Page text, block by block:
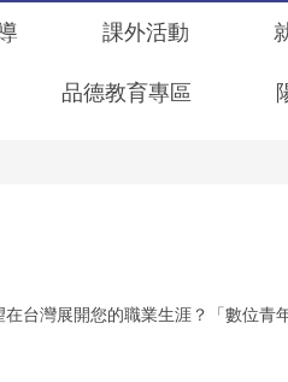
課外活動
品德教育專區
台灣展開您的職業生涯？「數位